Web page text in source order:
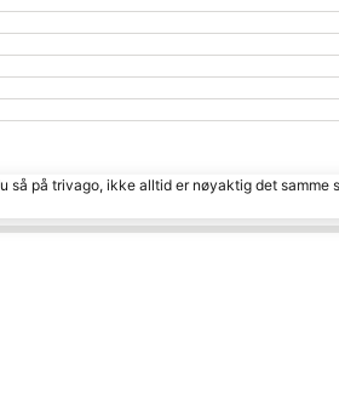
på trivago, ikke alltid er nøyaktig det samme